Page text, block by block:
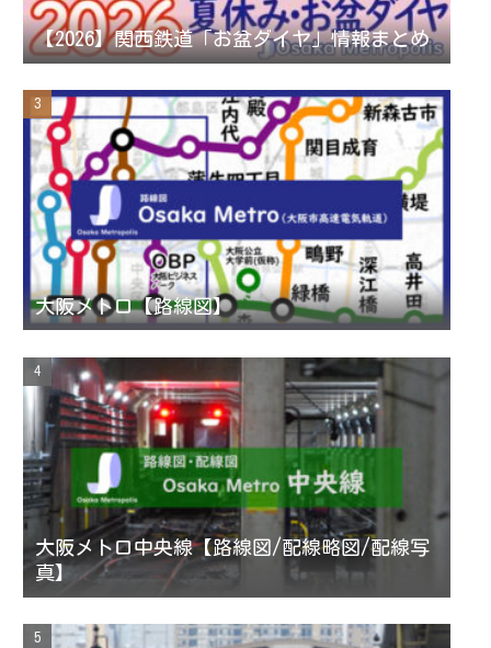
n
n
e
【2026】関西鉄道「お盆ダイヤ」情報まとめ
大阪メトロ【路線図】
大阪メトロ中央線【路線図/配線略図/配線写
真】